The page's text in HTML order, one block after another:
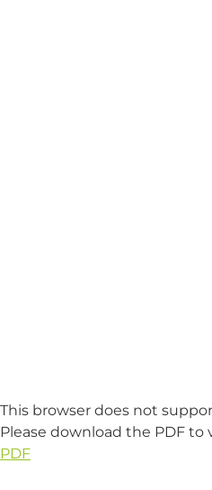
This browser does not
Please download the PDF to
PDF